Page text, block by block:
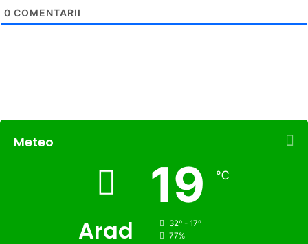
0 COMENTARII
Meteo
Arad
19 ℃
32º - 17º
77%